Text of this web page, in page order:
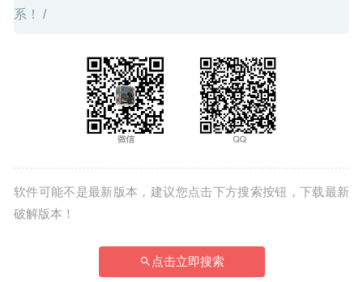
系！ /
软件可能不是最新版本，建议您点击下方搜索按钮，下载最新
破解版本！
点击立即搜索